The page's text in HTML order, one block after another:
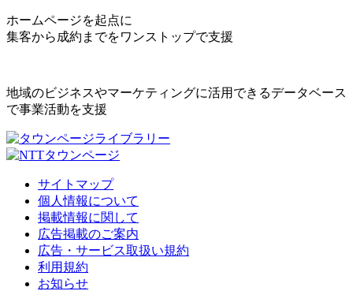
ホームページを起点に
集客から成約までをワンストップで支援
地域のビジネスやマーケティングに活用できるデータベース
で事業活動を支援
サイトマップ
個人情報について
掲載情報に関して
広告掲載のご案内
広告・サービス取扱い規約
利用規約
お知らせ